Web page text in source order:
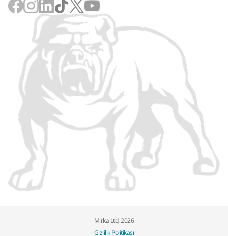
Mirka Ltd, 2026
Gizlilik Politikası